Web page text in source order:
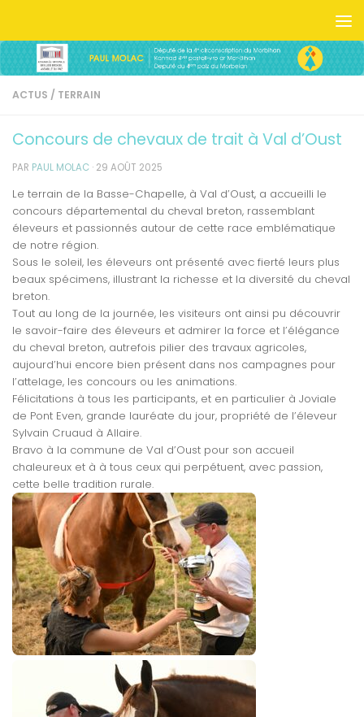
ACTUS / TERRAIN
Concours de chevaux de trait à Val d’Oust
PAR PAUL MOLAC · 29 AOÛT 2025
Le terrain de la Basse-Chapelle, à Val d’Oust, a accueilli le
concours départemental du cheval breton, rassemblant
éleveurs et passionnés autour de cette race emblématique
de notre région.
Sous le soleil, les éleveurs ont présenté avec fierté leurs plus
beaux spécimens, illustrant la richesse et la diversité du cheval
breton.
Tout au long de la journée, les visiteurs ont ainsi pu découvrir
le savoir-faire des éleveurs et admirer la force et l’élégance
du cheval breton, autrefois pilier des travaux agricoles,
aujourd’hui encore bien présent dans nos campagnes pour
l’attelage, les concours ou les animations.
Félicitations à tous les participants, et en particulier à Joviale
de Pont Even, grande lauréate du jour, propriété de l’éleveur
Sylvain Cruaud à Allaire.
Bravo à la commune de Val d’Oust pour son accueil
chaleureux et à à tous ceux qui perpétuent, avec passion,
cette belle tradition rurale.